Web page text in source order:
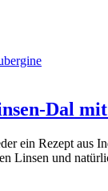
Dal
ein Rezept aus
Linsen und